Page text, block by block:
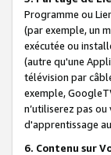
Programme ou
(par exemple, un
exécutée ou
(autre qu'une
télévision par
exemple,
n’utiliserez pas
d'apprentissage
6. Contenu sur